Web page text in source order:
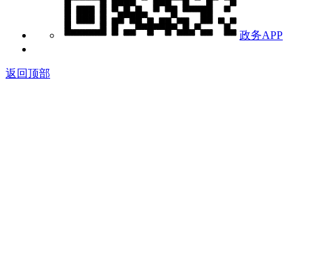
政务APP
返回顶部